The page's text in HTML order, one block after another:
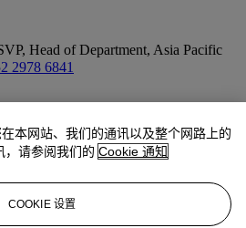
Head of Department, Asia Pacific
2978 6841
as HSS bags, feature a special
is offered to only a select number of
and each season Hermes designates
in which leathers. Hermès lists which
本网站、我们的通讯以及整个网路上的
，请参阅我们的 Cookie 通知
COOKIE 设置